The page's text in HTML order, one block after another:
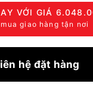
VỚI GIÁ
giao hàng tận nơi
hệ đặt hàng